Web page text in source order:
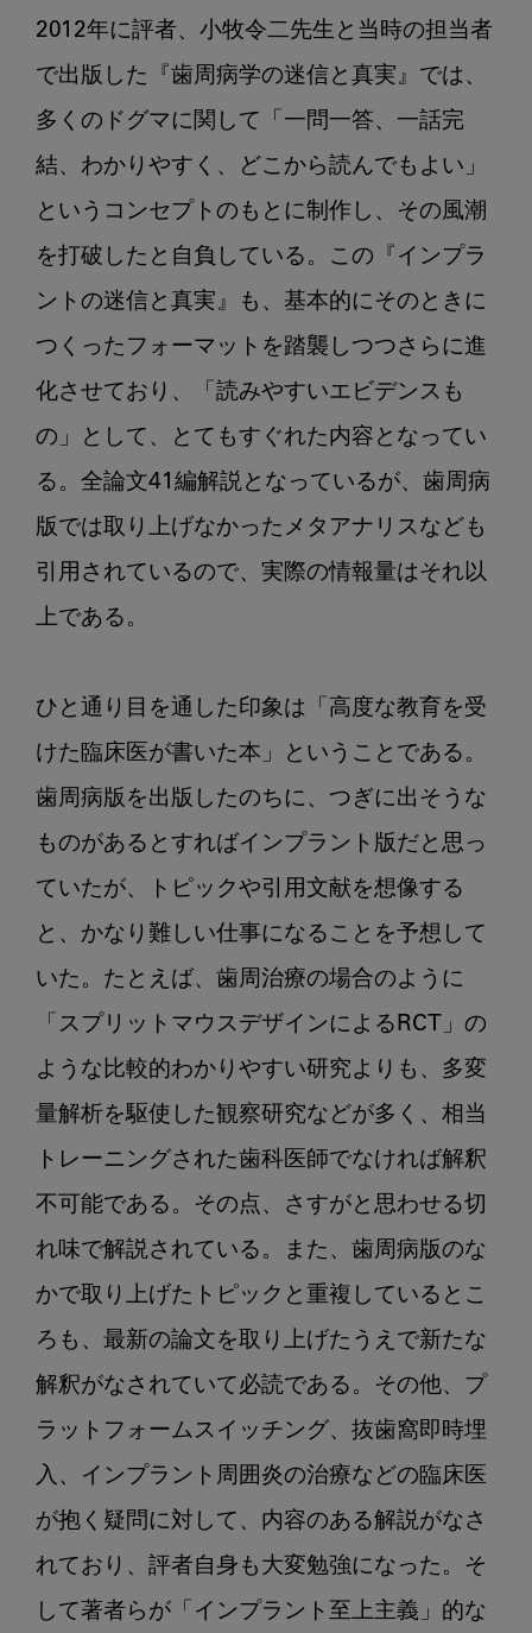
2012年に評者、小牧令二先生と当時の担当者
で出版した『歯周病学の迷信と真実』では、
多くのドグマに関して「一問一答、一話完
結、わかりやすく、どこから読んでもよい」
というコンセプトのもとに制作し、その風潮
を打破したと自負している。この『インプラ
ントの迷信と真実』も、基本的にそのときに
つくったフォーマットを踏襲しつつさらに進
化させており、「読みやすいエビデンスも
の」として、とてもすぐれた内容となってい
る。全論文41編解説となっているが、歯周病
版では取り上げなかったメタアナリスなども
引用されているので、実際の情報量はそれ以
上である。
ひと通り目を通した印象は「高度な教育を受
けた臨床医が書いた本」ということである。
歯周病版を出版したのちに、つぎに出そうな
ものがあるとすればインプラント版だと思っ
ていたが、トピックや引用文献を想像する
と、かなり難しい仕事になることを予想して
いた。たとえば、歯周治療の場合のように
「スプリットマウスデザインによるRCT」の
ような比較的わかりやすい研究よりも、多変
量解析を駆使した観察研究などが多く、相当
トレーニングされた歯科医師でなければ解釈
不可能である。その点、さすがと思わせる切
れ味で解説されている。また、歯周病版のな
かで取り上げたトピックと重複しているとこ
ろも、最新の論文を取り上げたうえで新たな
解釈がなされていて必読である。その他、プ
ラットフォームスイッチング、抜歯窩即時埋
入、インプラント周囲炎の治療などの臨床医
が抱く疑問に対して、内容のある解説がなさ
れており、評者自身も大変勉強になった。そ
して著者らが「インプラント至上主義」的な